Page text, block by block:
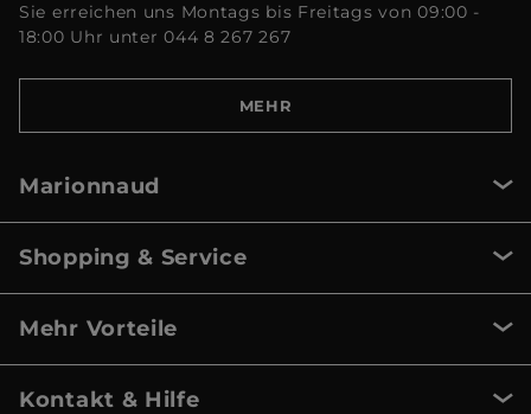
Sie erreichen uns Montags bis Freitags von 09:00 -
18:00 Uhr unter 044 8 267 267
MEHR
Marionnaud
Shopping & Service
Mehr Vorteile
Kontakt & Hilfe